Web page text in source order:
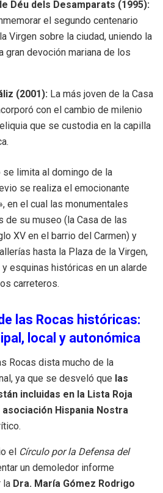
Déu dels Desamparats (1995):
el segundo centenario
Virgen sobre la ciudad, uniendo la
gran devoción mariana de los
(2001): La más joven de la Casa
con el cambio de milenio
que se custodia en la capilla
se limita al domingo de la
se realiza el emocionante
en el cual las monumentales
de su museo (la Casa de las
XV en el barrio del Carmen) y
hasta la Plaza de la Virgen,
esquinas históricas en un alarde
carreteros.
las Rocas históricas:
local y autonómica
Rocas dista mucho de la
ya que se desveló que las
incluidas en la Lista Roja
Hispania Nostra
el Círculo por la Defensa del
un demoledor informe
la Dra. María Gómez Rodrigo